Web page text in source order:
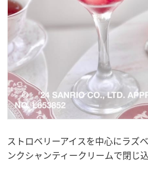
ストロベリーアイスを中心にラズ
ンクシャンティークリームで閉じ